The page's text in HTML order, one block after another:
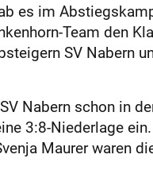
es im
Team den
SV Nabern
Nabern schon in
3:8-Niederlage
Maurer waren